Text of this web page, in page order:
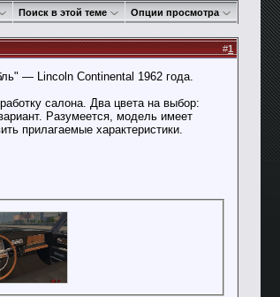
Поиск в этой теме Опции просмотра
#1
— Lincoln Continental 1962 года.
салона. Два цвета на выбор:
Разумеется, модель имеет
прилагаемые характеристики.